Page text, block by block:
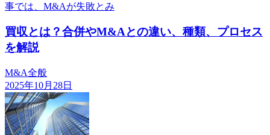
事では、M&Aが失敗とみ
買収とは？合併やM&Aとの違い、種類、プロセス
を解説
M&A全般
2025年10月28日